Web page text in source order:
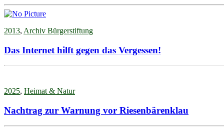
2013, Archiv Bürgerstiftung
Das Internet hilft gegen das Vergessen!
2025, Heimat & Natur
Nachtrag zur Warnung vor Riesenbärenklau